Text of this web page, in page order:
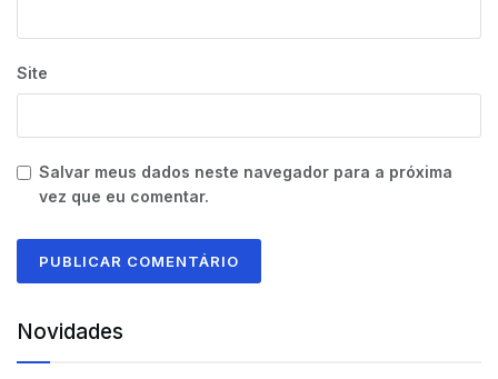
Site
Salvar meus dados neste navegador para a próxima
vez que eu comentar.
Novidades